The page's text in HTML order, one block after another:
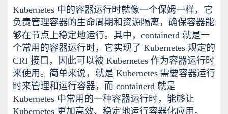
Kubernetes 中的容器运行时就像一个保姆一样，它
负责管理容器的生命周期和资源隔离，确保容器能
够在节点上稳定地运行。其中，containerd 就是一
个常用的容器运行时，它实现了 Kubernetes 规定的
CRI 接口，因此可以被 Kubernetes 作为容器运行时
来使用。简单来说，就是 Kubernetes 需要容器运行
时来管理和运行容器，而 containerd 就是
Kubernetes 中常用的一种容器运行时，能够让
Kubernetes 更加高效、稳定地运行容器化应用。